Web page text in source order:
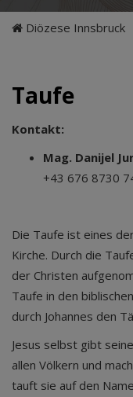
Diözese Innsbruck
Taufe
Kontakt:
Mag. Danijel
+43 676 8730
Die Taufe ist eines
Kirche. Durch die
der Christen
Taufe in den
durch Johannes den
Jesus selbst gibt
allen Völkern und
tauft sie auf den